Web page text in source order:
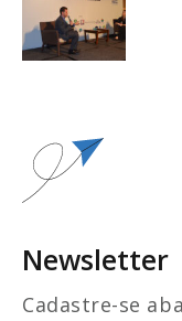
Newsletter
Cadastre-se